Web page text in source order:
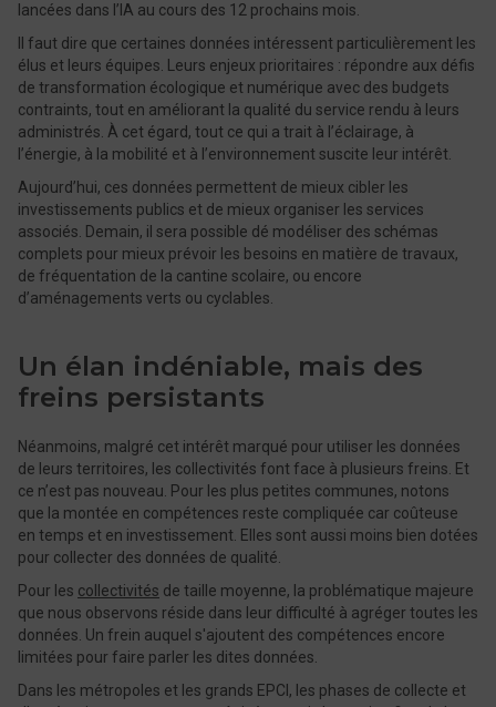
lancées dans l’IA au cours des 12 prochains mois.
Il faut dire que certaines données intéressent particulièrement les
élus et leurs équipes. Leurs enjeux prioritaires : répondre aux défis
de transformation écologique et numérique avec des budgets
contraints, tout en améliorant la qualité du service rendu à leurs
administrés. À cet égard, tout ce qui a trait à l’éclairage, à
l’énergie, à la mobilité et à l’environnement suscite leur intérêt.
Aujourd’hui, ces données permettent de mieux cibler les
investissements publics et de mieux organiser les services
associés. Demain, il sera possible dé modéliser des schémas
complets pour mieux prévoir les besoins en matière de travaux,
de fréquentation de la cantine scolaire, ou encore
d’aménagements verts ou cyclables.
Un élan indéniable, mais des
freins persistants
Néanmoins, malgré cet intérêt marqué pour utiliser les données
de leurs territoires, les collectivités font face à plusieurs freins. Et
ce n’est pas nouveau. Pour les plus petites communes, notons
que la montée en compétences reste compliquée car coûteuse
en temps et en investissement. Elles sont aussi moins bien dotées
pour collecter des données de qualité.
Pour les collectivités de taille moyenne, la problématique majeure
que nous observons réside dans leur difficulté à agréger toutes les
données. Un frein auquel s'ajoutent des compétences encore
limitées pour faire parler les dites données.
Dans les métropoles et les grands EPCI, les phases de collecte et